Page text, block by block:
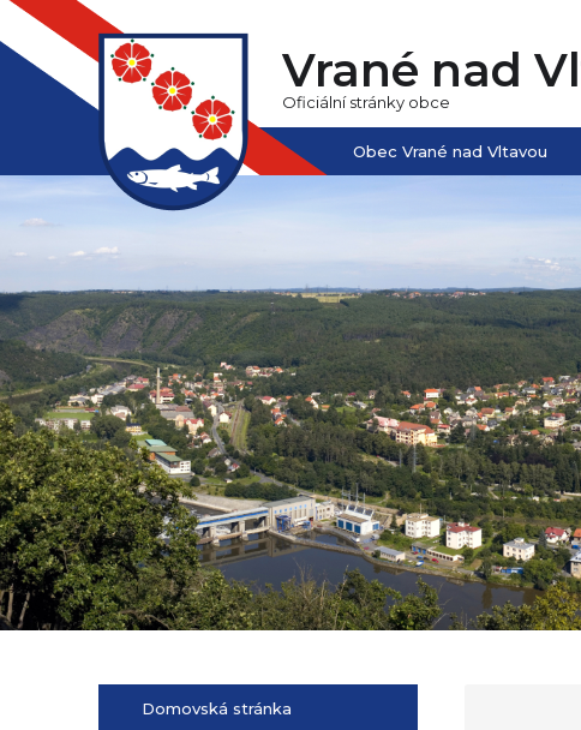
Vrané nad
Oficiální stránky obce
Obec Vrané nad Vltavou
Domovská stránka